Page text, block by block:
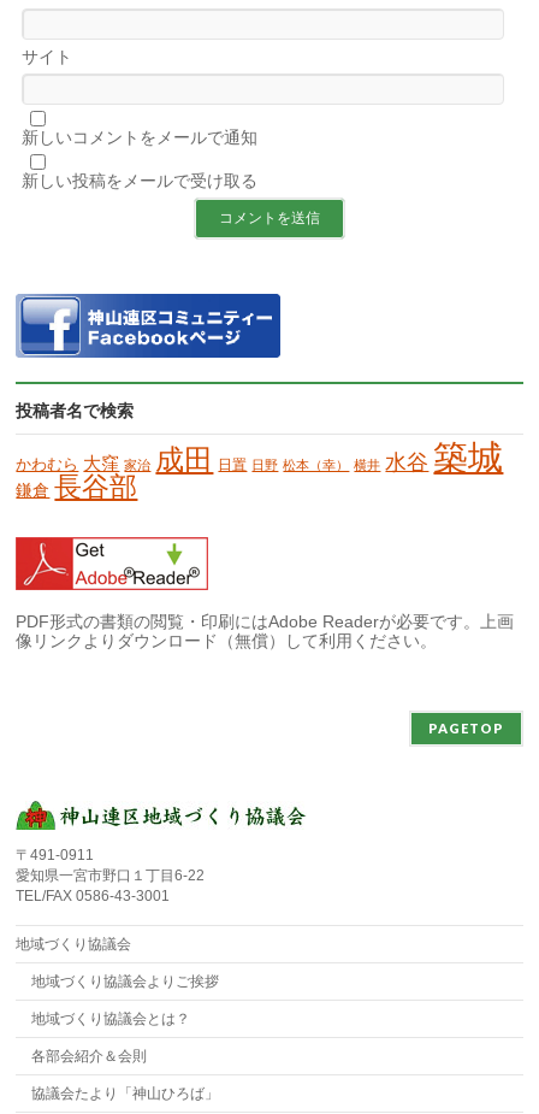
サイト
新しいコメントをメールで通知
新しい投稿をメールで受け取る
投稿者名で検索
かわむら 大窪 家治 成田 日置 日野 松本（幸） 横井 水谷 築城
鎌倉 長谷部
PDF形式の書類の閲覧・印刷にはAdobe Readerが必要です。上画
像リンクよりダウンロード（無償）して利用ください。
PAGETOP
〒491-0911
愛知県一宮市野口１丁目6-22
TEL/FAX 0586-43-3001
地域づくり協議会
地域づくり協議会よりご挨拶
地域づくり協議会とは？
各部会紹介＆会則
協議会たより「神山ひろば」